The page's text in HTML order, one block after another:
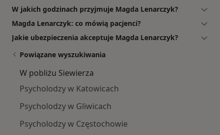
W jakich godzinach przyjmuje Magda Lenarczyk?
Magda Lenarczyk: co mówią pacjenci?
Jakie ubezpieczenia akceptuje Magda Lenarczyk?
Powiązane wyszukiwania
W pobliżu Siewierza
Psycholodzy w Katowicach
Psycholodzy w Gliwicach
Psycholodzy w Częstochowie